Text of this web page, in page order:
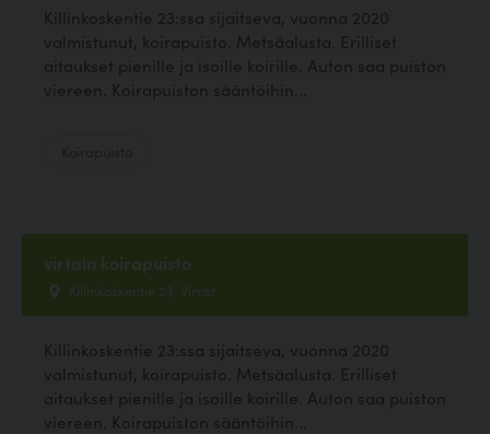
Killinkoskentie 23:ssa sijaitseva, vuonna 2020
valmistunut, koirapuisto. Metsäalusta. Erilliset
aitaukset pienille ja isoille koirille. Auton saa puiston
viereen. Koirapuiston sääntöihin...
virtain koirapuisto
Killinkoskentie 23, Virrat
Killinkoskentie 23:ssa sijaitseva, vuonna 2020
valmistunut, koirapuisto. Metsäalusta. Erilliset
aitaukset pienille ja isoille koirille. Auton saa puiston
viereen. Koirapuiston sääntöihin...